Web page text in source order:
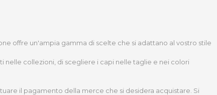
offre un'ampia gamma di scelte che si adattano al vostro stile
nelle collezioni, di scegliere i capi nelle taglie e nei colori
il pagamento della merce che si desidera acquistare. Si